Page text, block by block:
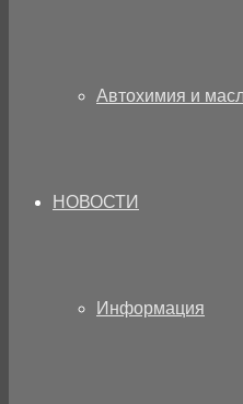
Автохимия и
НОВОСТИ
Информация